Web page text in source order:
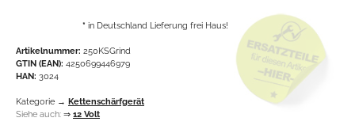
* in Deutschland Lieferung frei Haus!
Artikelnummer: 250KSGrind
GTIN (EAN): 4250699446979
HAN: 3024
Kategorie → Kettenschärfgerät
Siehe auch: ⇒ 12 Volt